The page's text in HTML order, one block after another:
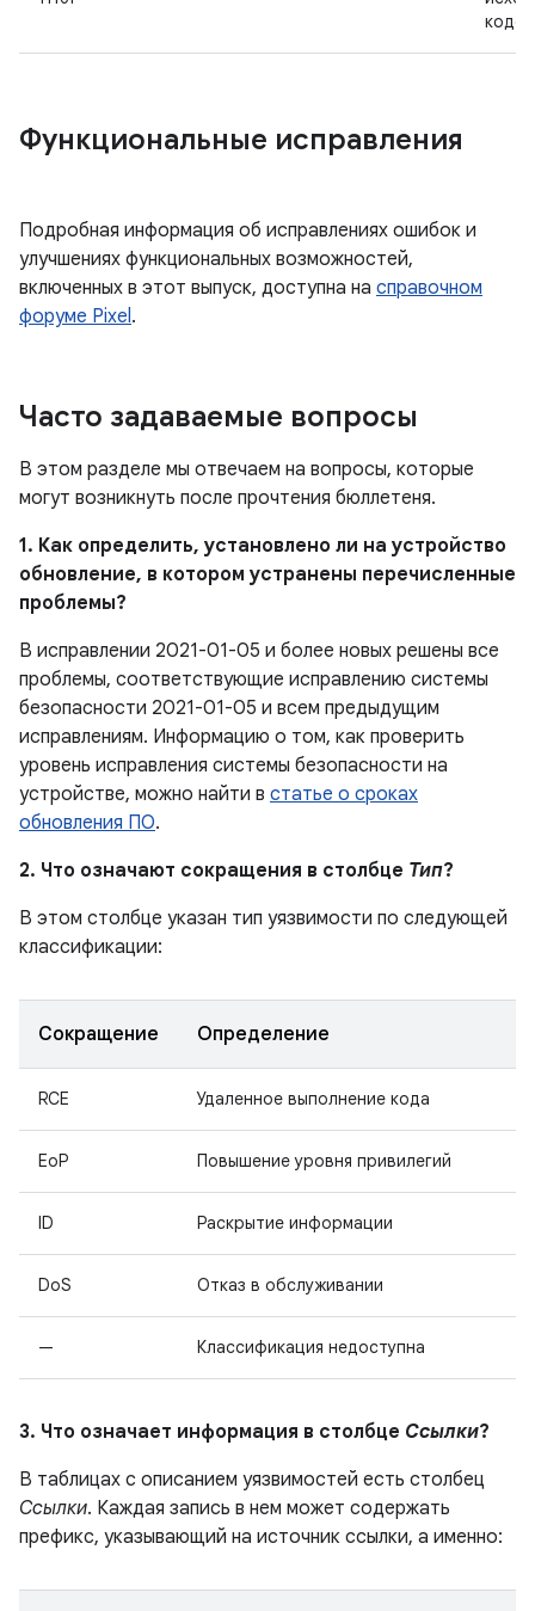
кодом
Функциональные исправления
Подробная информация об исправлениях ошибок и
улучшениях функциональных возможностей,
включенных в этот выпуск, доступна на справочном
форуме Pixel.
Часто задаваемые вопросы
В этом разделе мы отвечаем на вопросы, которые
могут возникнуть после прочтения бюллетеня.
1. Как определить, установлено ли на устройство
обновление, в котором устранены перечисленные
проблемы?
В исправлении 2021-01-05 и более новых решены все
проблемы, соответствующие исправлению системы
безопасности 2021-01-05 и всем предыдущим
исправлениям. Информацию о том, как проверить
уровень исправления системы безопасности на
устройстве, можно найти в статье о сроках
обновления ПО.
2. Что означают сокращения в столбце Тип?
В этом столбце указан тип уязвимости по следующей
классификации:
Сокращение Определение
RCE Удаленное выполнение кода
EoP Повышение уровня привилегий
ID Раскрытие информации
DoS Отказ в обслуживании
— Классификация недоступна
3. Что означает информация в столбце Ссылки?
В таблицах с описанием уязвимостей есть столбец
Ссылки. Каждая запись в нем может содержать
префикс, указывающий на источник ссылки, а именно: